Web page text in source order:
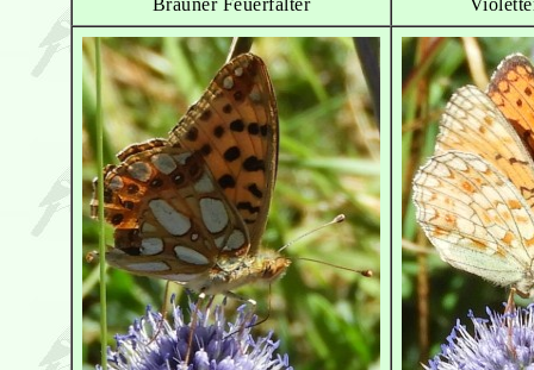
Brauner Feuerfalter